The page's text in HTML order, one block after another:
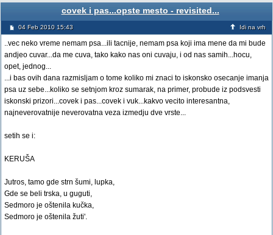
covek i pas...opste mesto - revisited...
04 Feb 2010 15:43 Idi na vrh
..vec neko vreme nemam psa...ili tacnije, nemam psa koji ima mene da mi bude
andjeo cuvar...da me cuva, tako kako nas oni cuvaju, i od nas samih...hocu,
opet, jednog...
...i bas ovih dana razmisljam o tome koliko mi znaci to iskonsko osecanje imanja
psa uz sebe...koliko se setnjom kroz sumarak, na primer, probude iz podsvesti
iskonski prizori...covek i pas...covek i vuk...kakvo vecito interesantna,
najneverovatnije neverovatna veza izmedju dve vrste...
setih se i:
KERUŠA
Jutros, tamo gde strn šumi, lupka,
Gde se beli trska, u guguti,
Sedmoro je oštenila kučka,
Sedmoro je oštenila žuti'.